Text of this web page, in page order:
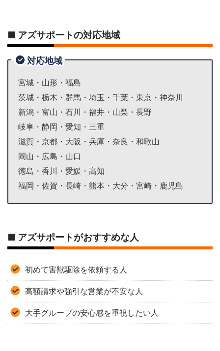
■ アズサポートの対応地域
対応地域
宮城・山形・福島
茨城・栃木・群馬・埼玉・千葉・東京・神奈川
新潟・富山・石川・福井・山梨・長野
岐阜・静岡・愛知・三重
滋賀・京都・大阪・兵庫・奈良・和歌山
岡山・広島・山口
徳島・香川・愛媛・高知
福岡・佐賀・長崎・熊本・大分・宮崎・鹿児島
■ アズサポートがおすすめな人
初めて害獣駆除を依頼する人
高額請求や強引な営業が不安な人
大手グループの安心感を重視したい人